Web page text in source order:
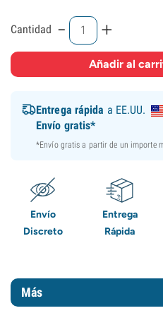
Cantidad - +
Añadir al
Entrega rápida a EE.UU.
Envío gratis*
*Envío gratis a partir de un importe
Envío
Discreto
Entrega
Rápida
Más